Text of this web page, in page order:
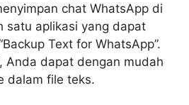
chat WhatsApp di
satu aplikasi yang dapat
Text for WhatsApp”.
Anda dapat dengan mudah
dalam file teks.